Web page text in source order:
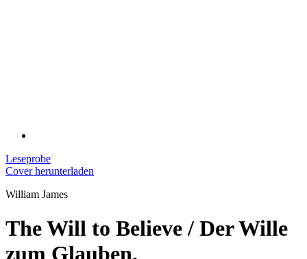
Leseprobe
Cover herunterladen
William James
The Will to Believe / Der Wille
zum Glauben.